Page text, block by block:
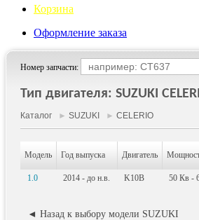
Корзина
Оформление заказа
Номер запчасти:
Тип двигателя: SUZUKI
Каталог ► SUZUKI ► CELERIO
Модель Год выпуска Двигатель
1.0 2014 - до н.в. K10B 50 Кв -
◄ Назад к выбору модели SUZUKI